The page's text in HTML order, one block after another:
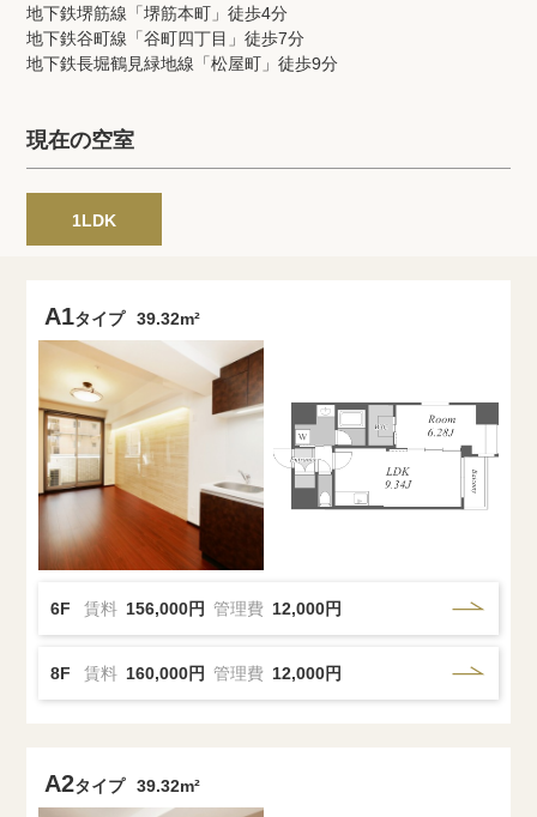
高級賃貸物件コラム modern classについて
プライバシーポリシー クッキーポリシー
商標について
地下鉄堺筋線「堺筋本町」徒歩4分
地下鉄谷町線「谷町四丁目」徒歩7分
地下鉄長堀鶴見緑地線「松屋町」徒歩9分
現在の空室
1LDK
A1タイプ 39.32m²
6F 賃料 156,000円 管理費 12,000円
8F 賃料 160,000円 管理費 12,000円
A2タイプ 39.32m²